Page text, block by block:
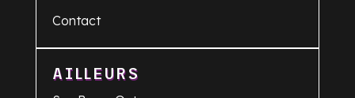
Contact
AILLEURS